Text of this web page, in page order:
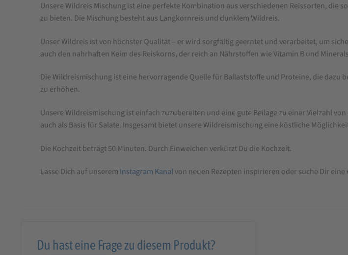
Wildreis
Mischung
Unsere Wildreis Mischung ist eine perfekte Kombination aus verschiedenen Reissorten, die
zu bieten. Die Mischung besteht aus Langkornreis und dunklem Wildreis.
Unser Wildreis ist von höchster Qualität – er wird sorgfältig geerntet und verarbeitet, um
auch den nahrhaften Keim des Reiskorns, der reich an Nährstoffen wie Vitamin B und
Die Wildreismischung ist eine hervorragende Quelle für Ballaststoffe und Proteine, die
zu erhöhen.
Unsere Wildreismischung ist einfach zuzubereiten und eine gute Beilage zu einer Vielzahl
auch als Basis für Salate. Insgesamt bietet unsere Wildreismischung eine köstliche
Die Kochzeit beträgt 50 Minuten. Durch Einweichen verkürzt Du die Kochzeit.
Lasse Dich auf unserem Instagram Kanal von neuen Rezepten inspirieren oder suche Dir
Du hast eine Frage zu diesem Produkt?